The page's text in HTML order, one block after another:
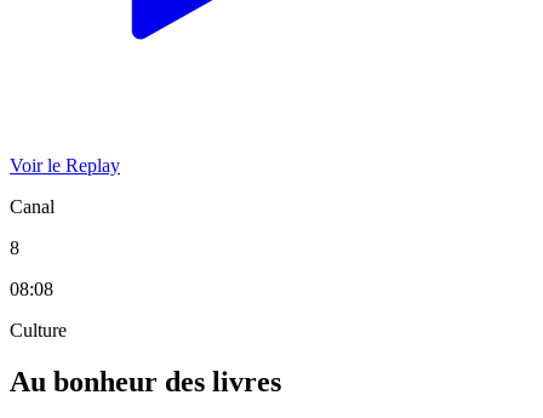
Voir le Replay
Canal
8
08:08
Culture
Au bonheur des livres